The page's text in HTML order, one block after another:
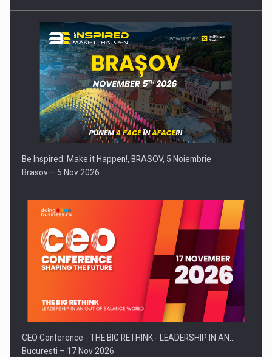
Be Inspired. Make it Happen!, BRASOV, 5 Noiembrie
Brasov – 5 Nov 2026
CEO Conference - THE BIG RETHINK - LEADERSHIP IN AN…
Bucuresti – 17 Nov 2026